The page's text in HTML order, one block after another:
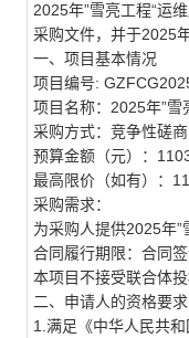
2025年”雪亮工程“运
采购文件，并于2025
一、项目基本情况
项目编号:
项目名称：2025年”雪
采购方式： 竞争性磋商
预算金额（元）：
最高限价（如有）：
采购需求：
为采购人提供2025年”
合同履行期限：合同
本项目不接受联合体投
二、申请人的资格要求
1.满足《中华人民共和